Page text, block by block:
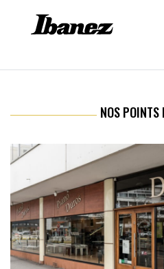
NOS POINTS